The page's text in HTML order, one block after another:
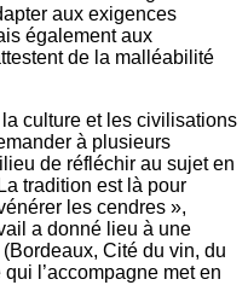
aux exigences
également aux
de la malléabilité
culture et les civilisations
à plusieurs
de réfléchir au sujet en
tradition est là pour
les cendres »,
a donné lieu à une
Cité du vin, du
l’accompagne met en